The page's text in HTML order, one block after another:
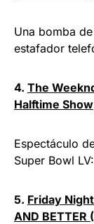
Una bomba
estafador
4. The
Halftime Show
Espectáculo
Super Bowl
5. Friday Night
AND